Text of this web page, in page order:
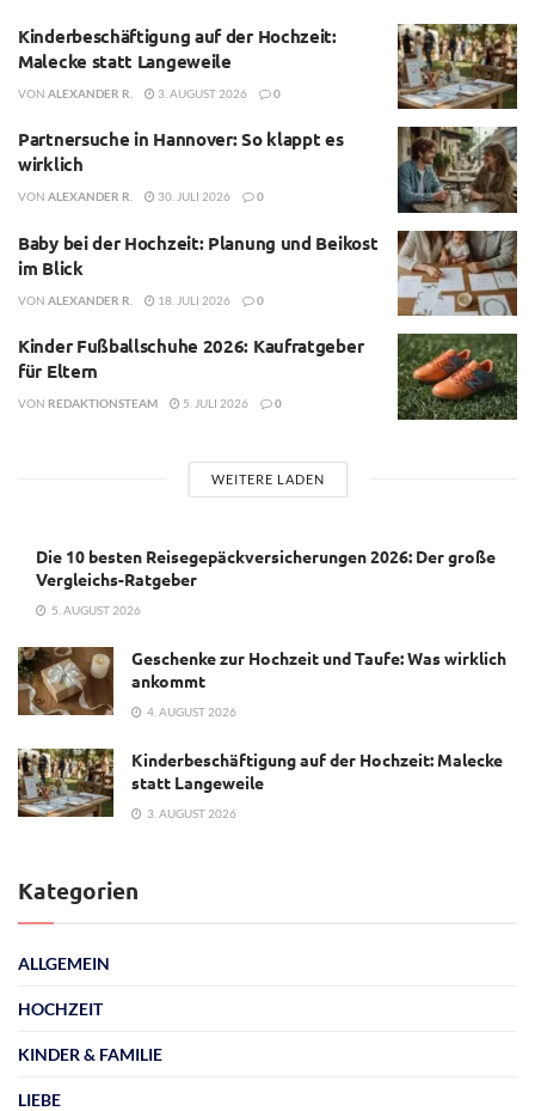
Kinderbeschäftigung auf der Hochzeit:
Malecke statt Langeweile
VON ALEXANDER R. 3. AUGUST 2026 0
Partnersuche in Hannover: So klappt es
wirklich
VON ALEXANDER R. 30. JULI 2026 0
Baby bei der Hochzeit: Planung und Beikost
im Blick
VON ALEXANDER R. 18. JULI 2026 0
Kinder Fußballschuhe 2026: Kaufratgeber
für Eltern
VON REDAKTIONSTEAM 5. JULI 2026 0
WEITERE LADEN
Die 10 besten Reisegepäckversicherungen 2026: Der große
Vergleichs-Ratgeber
5. AUGUST 2026
Geschenke zur Hochzeit und Taufe: Was wirklich
ankommt
4. AUGUST 2026
Kinderbeschäftigung auf der Hochzeit: Malecke
statt Langeweile
3. AUGUST 2026
Kategorien
ALLGEMEIN
HOCHZEIT
KINDER & FAMILIE
LIEBE